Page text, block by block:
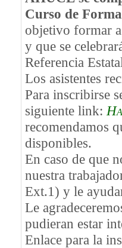
Curso de
objetivo formar
y que se
Referencia
Los asistentes
Para inscribirse
siguiente link:
recomendamos
disponibles.
En caso de que
nuestra
Ext.1) y le
Le
pudieran estar
Enlace para la